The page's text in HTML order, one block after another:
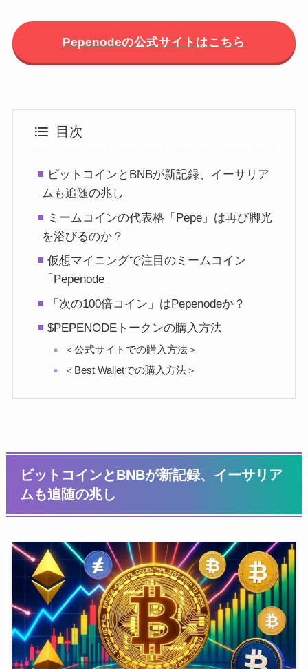
Pepenodeの公式サイトはこちら
目次
ビットコインとBNBが新記録、イーサリア
ムも追随の兆し
ミームコインの代表格「Pepe」は再び脚光
を浴びるのか？
仮想マイニングで注目のミームコイン
「Pepenode」
「次の100倍コイン」はPepenodeか？
$PEPENODEトークンの購入方法
＜公式サイトでの購入方法＞
＜Best Walletでの購入方法＞
ビットコインとBNBが新記録、イーサリア
ムも追随の兆し